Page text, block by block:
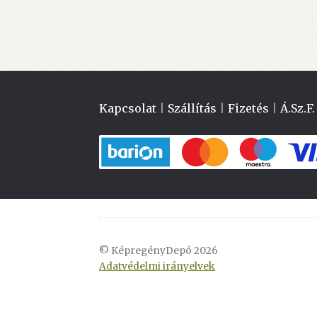
Kapcsolat Szállítás |Fizetés |Á.Sz.F.
© KépregényDepó 2026
Adatvédelmi irányelvek